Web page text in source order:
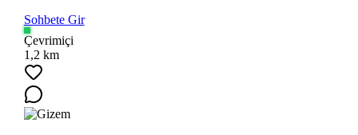
Sohbete Gir
Çevrimiçi
1,2 km